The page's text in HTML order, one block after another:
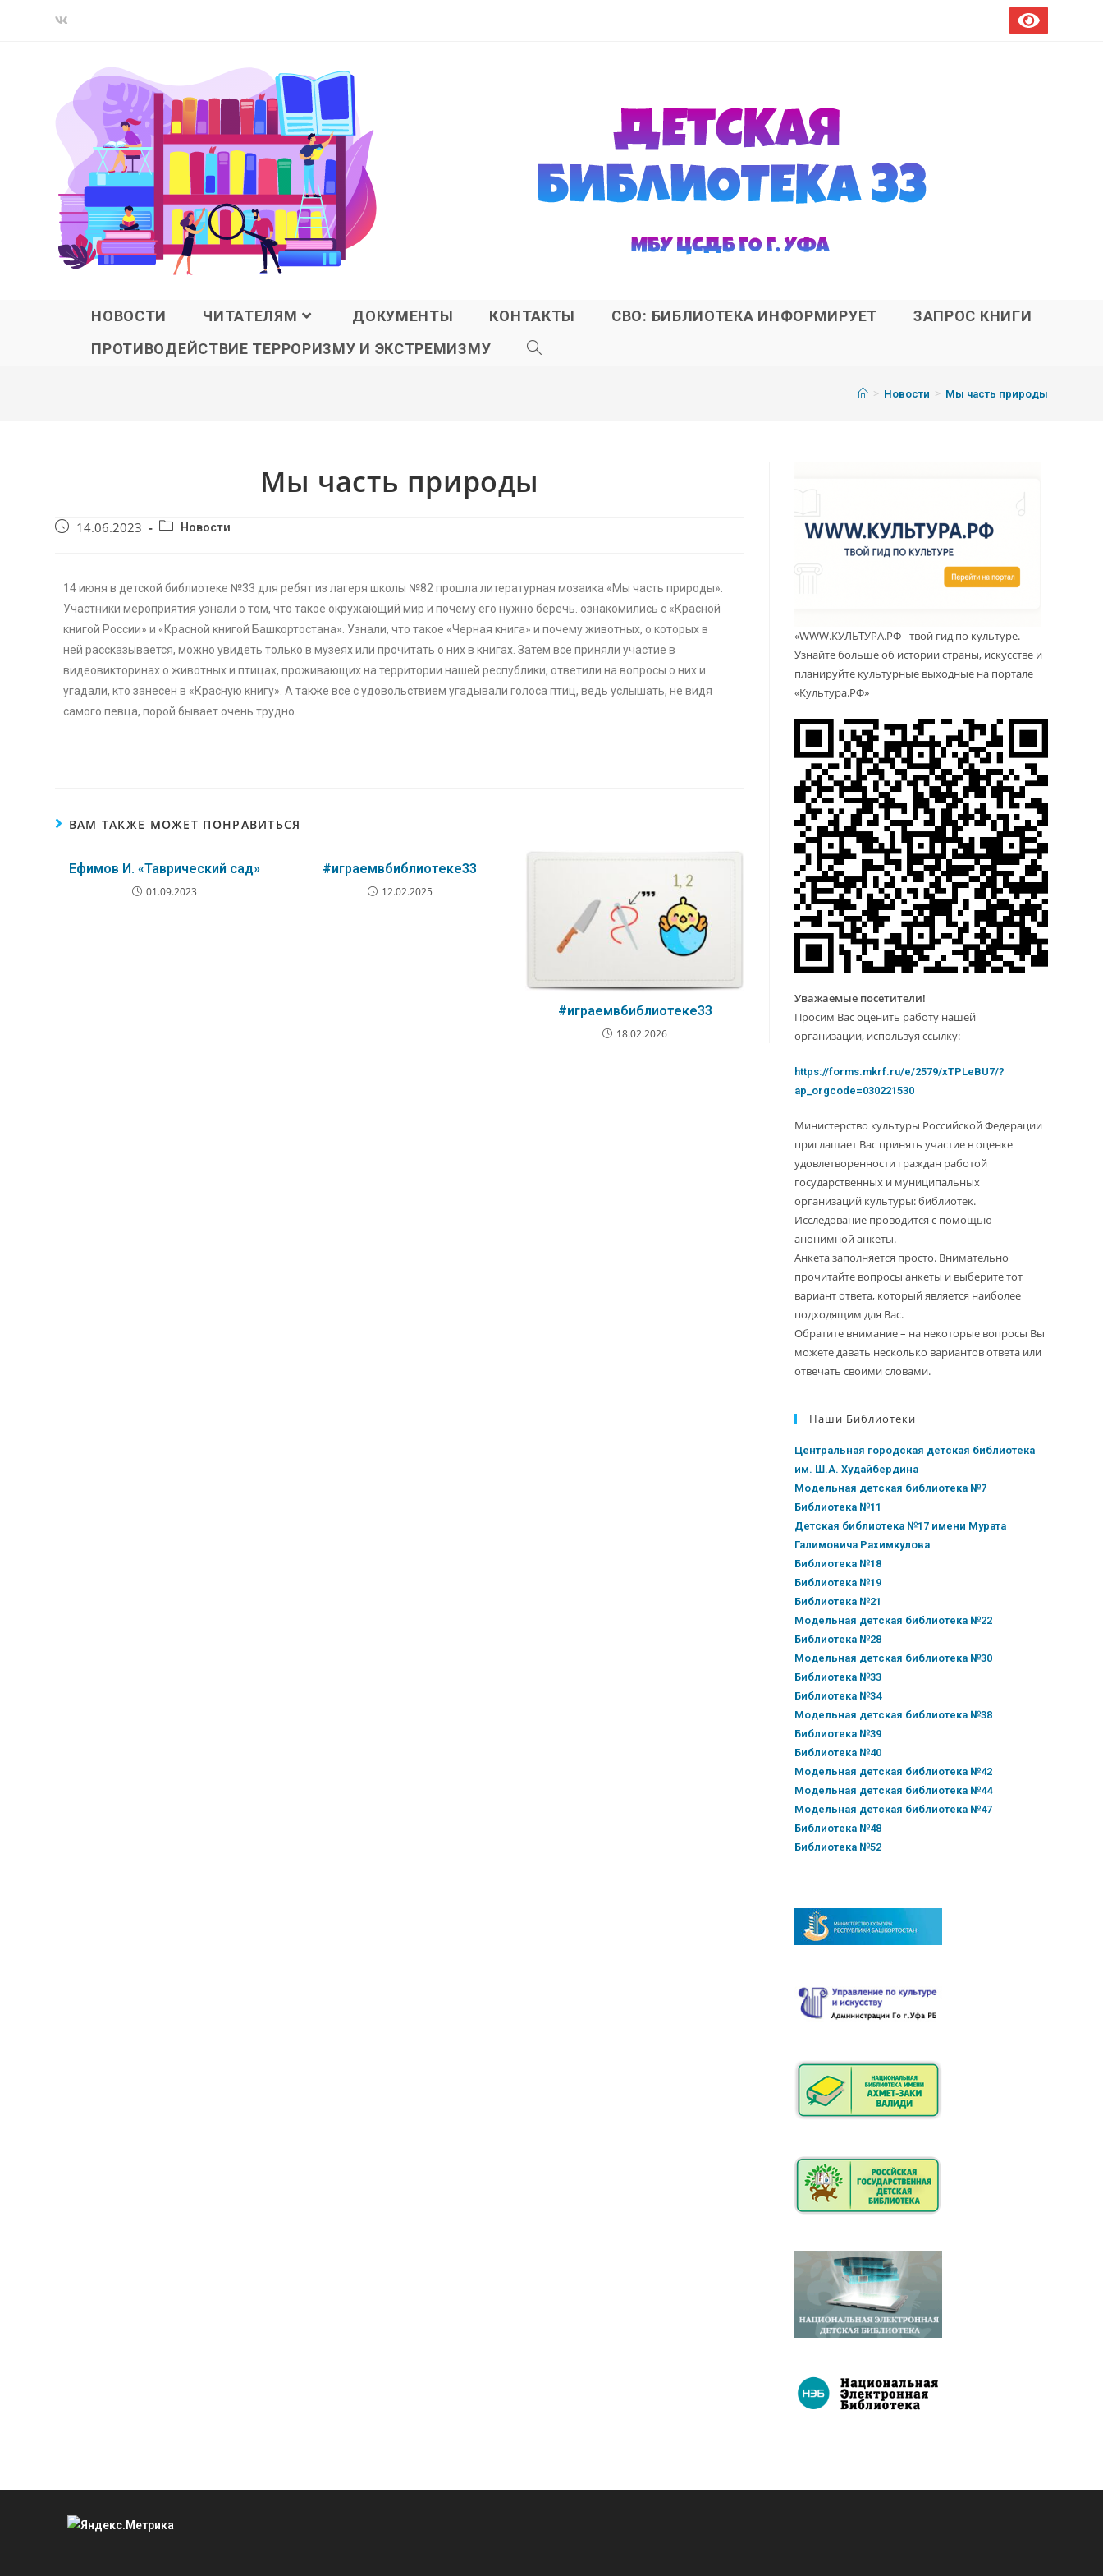
НОВОСТИ ЧИТАТЕЛЯМ ДОКУМЕНТЫ КОНТАКТЫ СВО: БИБЛИОТЕКА ИНФОРМИРУЕТ
ЗАПРОС КНИГИ
ПРОТИВОДЕЙСТВИЕ ТЕРРОРИЗМУ И ЭКСТРЕМИЗМУ
> Новости > Мы часть природы
Мы часть природы
14.06.2023 Новости
14 июня в детской библиотеке №33 для ребят из лагеря школы №82 прошла литературная мозаика «Мы часть природы».
Участники мероприятия узнали о том, что такое окружающий мир и почему его нужно беречь. ознакомились с «Красной
книгой России» и «Красной книгой Башкортостана». Узнали, что такое «Черная книга» и почему животных, о которых в
ней рассказывается, можно увидеть только в музеях или прочитать о них в книгах. Затем все приняли участие в
видеовикторинах о животных и птицах, проживающих на территории нашей республики, ответили на вопросы о них и
угадали, кто занесен в «Красную книгу». А также все с удовольствием угадывали голоса птиц, ведь услышать, не видя
самого певца, порой бывает очень трудно.
ВАМ ТАКЖЕ МОЖЕТ ПОНРАВИТЬСЯ
Ефимов И. «Таврический сад»
01.09.2023
#играемвбиблиотеке33
12.02.2025
#играемвбиблиотеке33
18.02.2026
«WWW.КУЛЬТУРА.РФ - твой гид по культуре.
Узнайте больше об истории страны, искусстве и
планируйте культурные выходные на портале
«Культура.РФ»
Уважаемые посетители!
Просим Вас оценить работу нашей
организации, используя ссылку:
https://forms.mkrf.ru/e/2579/xTPLeBU7/?
ap_orgcode=030221530
Министерство культуры Российской Федерации
приглашает Вас принять участие в оценке
удовлетворенности граждан работой
государственных и муниципальных
организаций культуры: библиотек.
Исследование проводится с помощью
анонимной анкеты.
Анкета заполняется просто. Внимательно
прочитайте вопросы анкеты и выберите тот
вариант ответа, который является наиболее
подходящим для Вас.
Обратите внимание – на некоторые вопросы Вы
можете давать несколько вариантов ответа или
отвечать своими словами.
Наши Библиотеки
Центральная городская детская библиотека
им. Ш.А. Худайбердина
Модельная детская библиотека №7
Библиотека №11
Детская библиотека №17 имени Мурата
Галимовича Рахимкулова
Библиотека №18
Библиотека №19
Библиотека №21
Модельная детская библиотека №22
Библиотека №28
Модельная детская библиотека №30
Библиотека №33
Библиотека №34
Модельная детская библиотека №38
Библиотека №39
Библиотека №40
Модельная детская библиотека №42
Модельная детская библиотека №44
Модельная детская библиотека №47
Библиотека №48
Библиотека №52